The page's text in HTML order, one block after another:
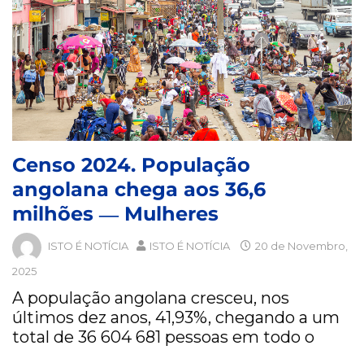
Censo 2024. População
angolana chega aos 36,6
milhões ― Mulheres
ISTO É NOTÍCIA ISTO É NOTÍCIA
20 de Novembro,
2025
A população angolana cresceu, nos
últimos dez anos, 41,93%, chegando a um
total de 36 604 681 pessoas em todo o